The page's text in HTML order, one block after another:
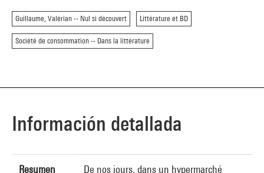
Guillaume, Valérian -- Nul si découvert Littérature et BD
Société de consommation -- Dans la littérature
Información detallada
Resumen
De nos jours, dans un hypermarché